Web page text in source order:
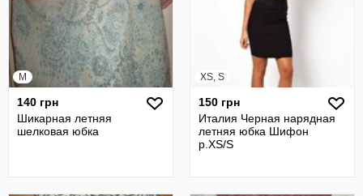
M
140 грн
Шикарная летняя
шелковая юбка
XS, S
150 грн
Италия Черная нарядная
летняя юбка Шифон
р.XS/S